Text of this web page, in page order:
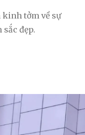
kinh tởm về sự
đẹp.